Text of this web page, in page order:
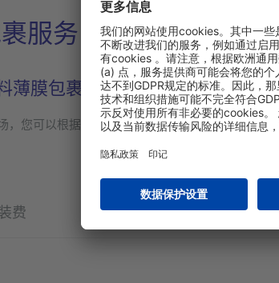
服务
薄膜包裹服务
，您可以根据需要为行李提供塑料薄膜包裹服务
费